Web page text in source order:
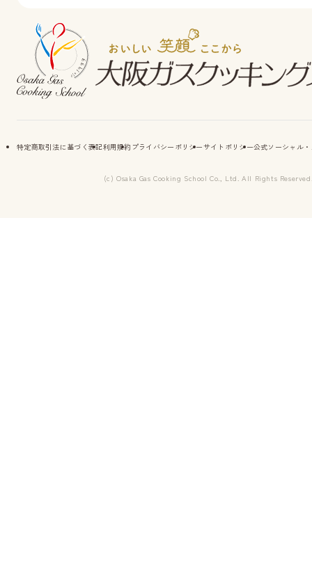
特定商取引法に基づく表記利用規約 プライバシーポリシーサイトポリシー公式ソーシャル
(c) Osaka Gas Cooking School Co., Ltd. All Rights